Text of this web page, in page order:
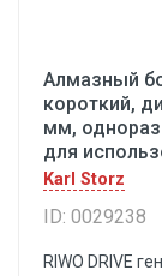
Алмазный
короткий,
мм,
для
Karl Storz
ID: 0029238
RIWO DRIVE